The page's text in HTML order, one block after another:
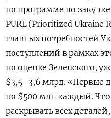
по программе по
PURL (Prioritized Ukraine
главных потребностей
поступлений в рамках
по оценке Зеленского,
$3,5–3,6 млрд. «Первые
по $500 млн каждый. Что
раскрывать всех